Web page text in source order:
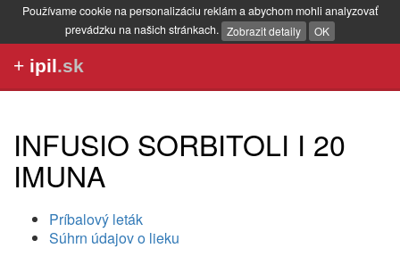
Používame cookie na personalizáciu reklám a abychom mohli analyzovať
prevádzku na našich stránkach. Zobrazit detaily OK
+ ipil.sk
INFUSIO SORBITOLI I 20
IMUNA
Príbalový leták
Súhrn údajov o lieku